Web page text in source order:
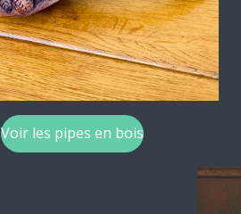
Voir les pipes en bois